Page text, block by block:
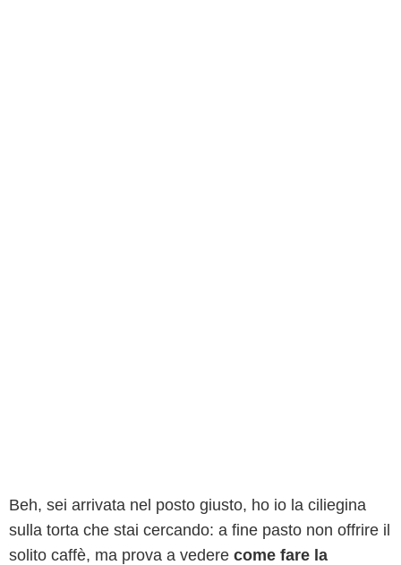
Beh, sei arrivata nel posto giusto, ho io la ciliegina
sulla torta che stai cercando: a fine pasto non offrire il
solito caffè, ma prova a vedere come fare la